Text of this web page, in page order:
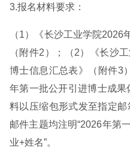
3.报名材料要求：
（1）《长沙工业学院2026
（附件2）；（2）《长沙
博士信息汇总表》（附件3
年第一批公开引进博士成
料以压缩包形式发至指定
邮件主题均注明“2026年第
业+姓名”。